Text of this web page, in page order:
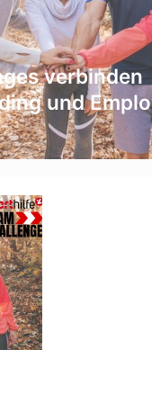
verbinden
und